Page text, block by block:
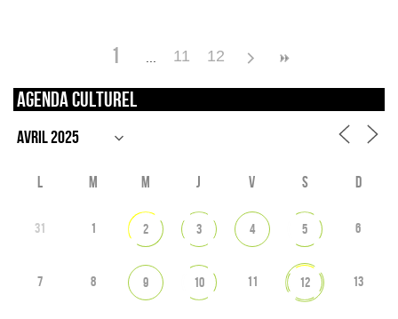
1 11 12
Agenda culturel
L M M J V S D
31 1 2 3 4 5 6
7 8 9 10 11 12 13